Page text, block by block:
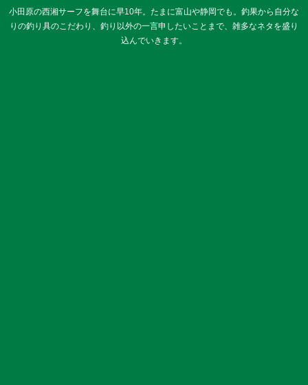
小田原の西湘サーフを舞台に早10年。たまに富山や静岡でも。釣果から自分な
りの釣り具のこだわり、釣り以外の一言申したいことまで、雑多なネタを盛り
込んでいきます。